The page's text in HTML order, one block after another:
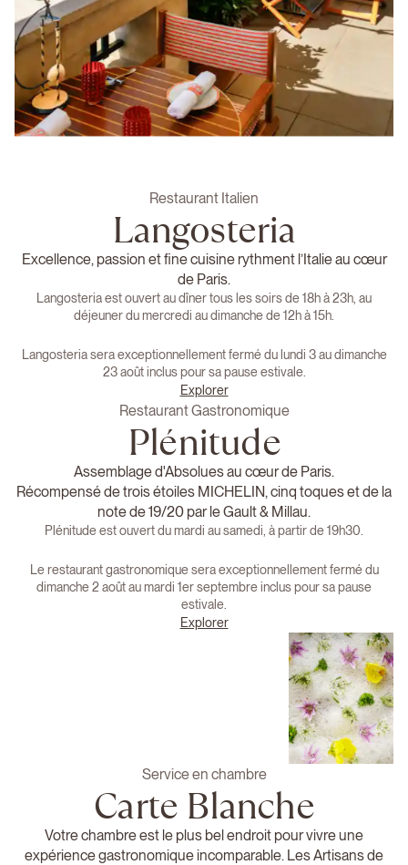
Restaurant Italien
Langosteria
Excellence, passion et fine cuisine rythment l’Italie au cœur
de Paris.
Langosteria est ouvert au dîner tous les soirs de 18h à 23h, au
déjeuner du mercredi au dimanche de 12h à 15h.
Langosteria sera exceptionnellement fermé du lundi 3 au dimanche
23 août inclus pour sa pause estivale.
Explorer
Restaurant Gastronomique
Plénitude
Assemblage d'Absolues au cœur de Paris.
Récompensé de trois étoiles MICHELIN, cinq toques et de la
note de 19/20 par le Gault & Millau.
Plénitude est ouvert du mardi au samedi, à partir de 19h30.
Le restaurant gastronomique sera exceptionnellement fermé du
dimanche 2 août au mardi 1er septembre inclus pour sa pause
estivale.
Explorer
Service en chambre
Carte Blanche
Votre chambre est le plus bel endroit pour vivre une
expérience gastronomique incomparable. Les Artisans de